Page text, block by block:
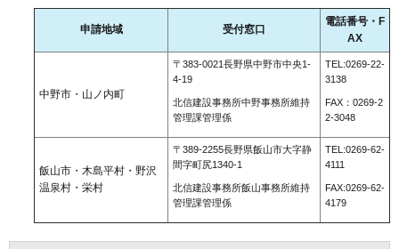
申請地域 受付窓口
電話番号・F
AX
中野市・山ノ内町
〒383-0021長野県中野市中央1-
4-19
北信建設事務所中野事務所維持
管理課管理係
TEL:0269-22-
3138
FAX：0269-2
2-3048
飯山市・木島平村・野沢
温泉村・栄村
〒389-2255長野県飯山市大字静
間字町尻1340-1
北信建設事務所飯山事務所維持
管理課管理係
TEL:0269-62-
4111
FAX:0269-62-
4179